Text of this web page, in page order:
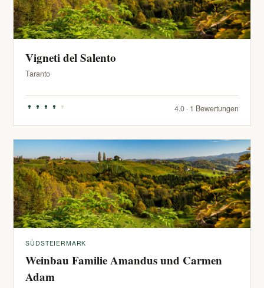
Vigneti del Salento
Taranto
4.0 · 1 Bewertungen
SÜDSTEIERMARK
Weinbau Familie Amandus und Carmen
Adam